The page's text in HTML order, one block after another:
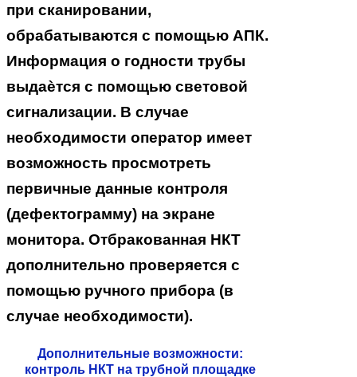
при сканировании,
обрабатываются с помощью АПК.
Информация о годности трубы
выдаѐтся с помощью световой
сигнализации. В случае
необходимости оператор имеет
возможность просмотреть
первичные данные контроля
(дефектограмму) на экране
монитора. Отбракованная НКТ
дополнительно проверяется с
помощью ручного прибора (в
случае необходимости).
Дополнительные возможности:
контроль НКТ на трубной площадке